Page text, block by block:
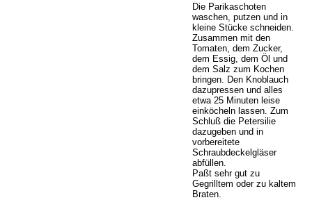
Die Parikaschoten
waschen, putzen und in
kleine Stücke schneiden.
Zusammen mit den
Tomaten, dem Zucker,
dem Essig, dem Öl und
dem Salz zum Kochen
bringen. Den Knoblauch
dazupressen und alles
etwa 25 Minuten leise
einköcheln lassen. Zum
Schluß die Petersilie
dazugeben und in
vorbereitete
Schraubdeckelgläser
abfüllen.
Paßt sehr gut zu
Gegrilltem oder zu kaltem
Braten.